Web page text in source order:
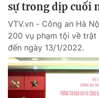
sự trong dịp cuối
VTV.vn - Công an Hà
200 vụ phạm tội về
đến ngày 13/1/2022.